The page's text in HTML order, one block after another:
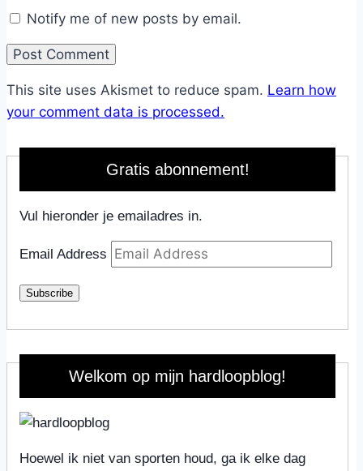
Notify me of new posts by email.
This site uses Akismet to reduce spam. Learn how
your comment data is processed.
Gratis abonnement!
Vul hieronder je emailadres in.
Email Address
Subscribe
Welkom op mijn hardloopblog!
Hoewel ik niet van sporten houd, ga ik elke dag